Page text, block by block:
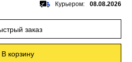
Курьером: 08.08.2026
заказ
В корзину